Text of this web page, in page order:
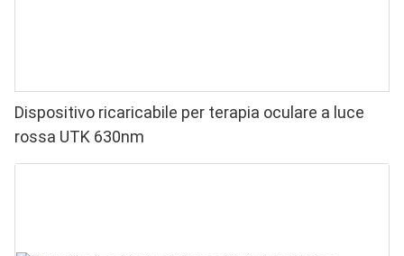
Dispositivo ricaricabile per terapia oculare a luce
rossa UTK 630nm